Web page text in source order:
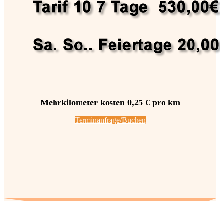
Mehrkilometer kosten 0,25 € pro km
Terminanfrage/Buchen